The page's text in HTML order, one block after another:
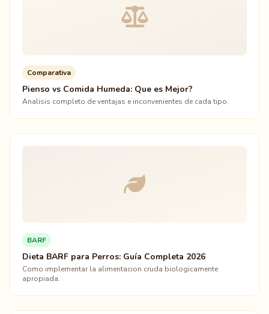
Comparativa
Pienso vs Comida Humeda: Que es Mejor?
Analisis completo de ventajas e inconvenientes de cada tipo.
BARF
Dieta BARF para Perros: Guía Completa 2026
Como implementar la alimentacion cruda biologicamente
apropiada.